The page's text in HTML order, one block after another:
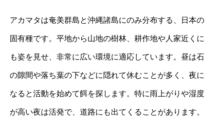
アカマタは奄美群島と沖縄諸島にのみ分布する、日本の
固有種です。平地から山地の樹林、耕作地や人家近くに
も姿を見せ、非常に広い環境に適応しています。昼は石
の隙間や落ち葉の下などに隠れて休むことが多く、夜に
なると活動を始めて餌を探します。特に雨上がりや湿度
が高い夜は活発で、道路にも出てくることがあります。